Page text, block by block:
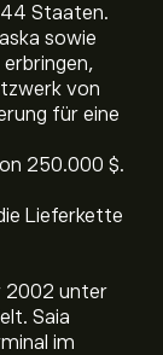
44 Staaten.
sowie
erbringen,
von
für eine
250.000 $.
Lieferkette
2002 unter
Saia
im